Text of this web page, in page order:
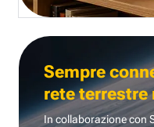
Sempre
rete terrestre
In collaborazione con